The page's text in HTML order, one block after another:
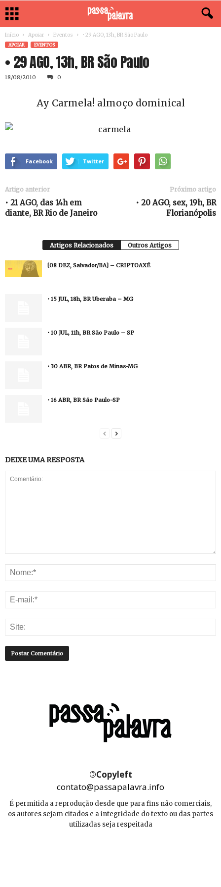
Início Apoiar Eventos • 29 AGO, 13h, BR São Paulo
APOIAR EVENTOS
• 29 AGO, 13h, BR São Paulo
18/08/2010 0
Ay Carmela! almoço dominical
Facebook Twitter
Artigo anterior
• 21 AGO, das 14h em
diante, BR Rio de Janeiro
Próximo artigo
• 20 AGO, sex, 19h, BR
Florianópolis
Artigos Relacionados Outros Artigos
[08 DEZ, Salvador/BA] – CRIPTOAXÉ
• 15 JUL, 18h, BR Uberaba – MG
• 10 JUL, 11h, BR São Paulo – SP
• 30 ABR, BR Patos de Minas-MG
• 16 ABR, BR São Paulo-SP
DEIXE UMA RESPOSTA
©Copyleft
contato@passapalavra.info
É permitida a reprodução desde que para fins não comerciais,
os autores sejam citados e a integridade do texto ou das partes
utilizadas seja respeitada